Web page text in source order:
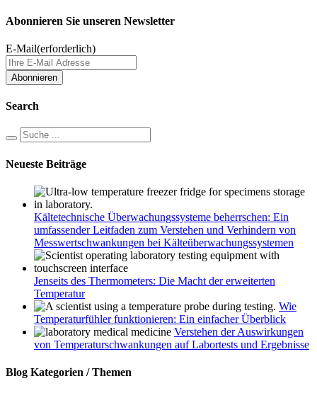
Abonnieren Sie unseren Newsletter
E-Mail(erforderlich)
Search
Neueste Beiträge
Kältetechnische Überwachungssysteme beherrschen: Ein
umfassender Leitfaden zum Verstehen und Verhindern von
Messwertschwankungen bei Kälteüberwachungssystemen
Jenseits des Thermometers: Die Macht der erweiterten
Temperatur
Wie
Temperaturfühler funktionieren: Ein einfacher Überblick
Verstehen der Auswirkungen
von Temperaturschwankungen auf Labortests und Ergebnisse
Blog Kategorien / Themen